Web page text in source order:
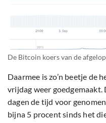
De Bitcoin koers van de
Daarmee is zo’n beetje de
vrijdag weer
dagen de tijd voor
bijna 5 procent sinds het